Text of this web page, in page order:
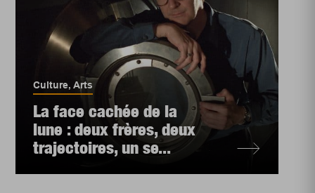
Culture,Arts
La face cachée de la
lune : deux frères, deux
trajectoires, un se...